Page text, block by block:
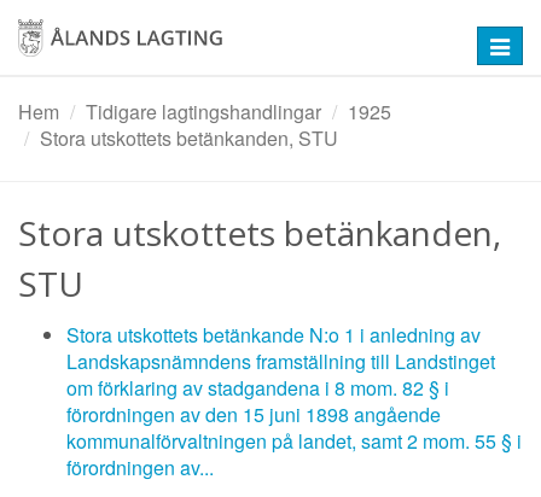
Hoppa
huvudinnehåll
Hem
Tidigare lagtingshandlingar
1925
Stora utskottets betänkanden, STU
Stora utskottets betänkanden,
STU
Stora utskottets betänkande N:o 1 i anledning av
Landskapsnämndens framställning till Landstinget
om förklaring av stadgandena i 8 mom. 82 § i
förordningen av den 15 juni 1898 angående
kommunalförvaltningen på landet, samt 2 mom. 55 § i
förordningen av...